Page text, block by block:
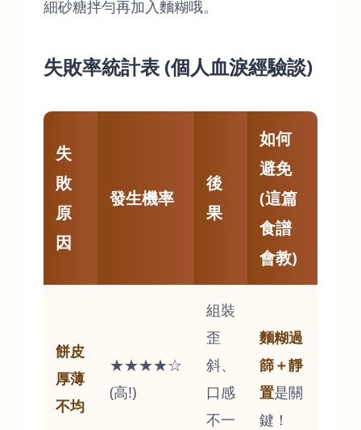
細砂糖拌勻再加入麵糊哦。
失敗率統計表 (個人血淚經驗談)
失
敗
原
因
發生機率
後
果
如何
避免
(這篇
食譜
會教)
餅皮
厚薄
不均
★★★★☆
(高!)
組裝
歪
斜、
口感
不一
麵糊過
篩＋靜
置是關
鍵！